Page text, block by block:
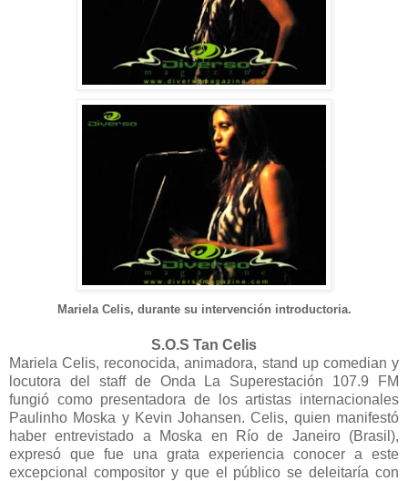
Mariela Celis, durante su intervención introductoria.
S.O.S Tan Celis
Mariela Celis, reconocida, animadora, stand up comedian y
locutora del staff de Onda La Superestación 107.9 FM
fungió como presentadora de los artistas internacionales
Paulinho Moska y Kevin Johansen. Celis, quien manifestó
haber entrevistado a Moska en Río de Janeiro (Brasil),
expresó que fue una grata experiencia conocer a este
excepcional compositor y que el público se deleitaría con